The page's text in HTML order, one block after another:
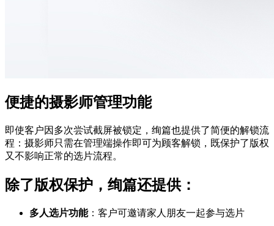
便捷的摄影师管理功能
即使客户因多次尝试截屏被锁定，绚篇也提供了简便的解锁流
程：摄影师只需在管理端操作即可为顾客解锁，既保护了版权
又不影响正常的选片流程。
除了版权保护，绚篇还提供：
多人选片功能：客户可邀请家人朋友一起参与选片